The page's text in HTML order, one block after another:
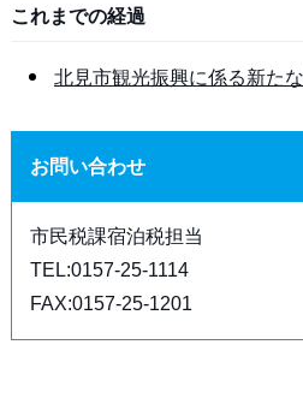
これまでの経過
北見市観光振興に係る新た
お問い合わせ
市民税課宿泊税担当
TEL:0157-25-1114
FAX:0157-25-1201